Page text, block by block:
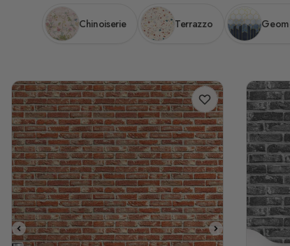
Chinoiserie Terrazzo